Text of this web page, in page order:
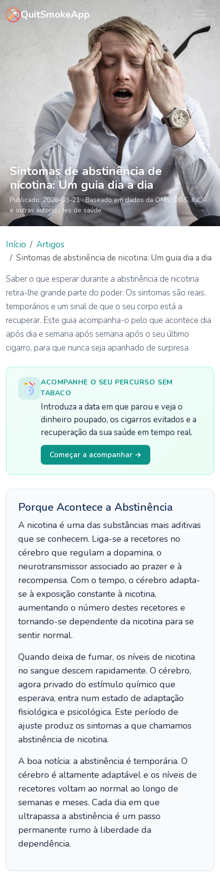
Saltar para o conteúdo principal
QuitSmokeApp
Sintomas de abstinência de
nicotina: Um guia dia a dia
Publicado:2026-03-21· Baseado em dados da OMS, DGS, INCA
e outras autoridades de saúde
Início
Artigos
Sintomas de abstinência de nicotina: Um guia dia a dia
Saber o que esperar durante a abstinência de nicotina
retira-lhe grande parte do poder. Os sintomas são reais,
temporários e um sinal de que o seu corpo está a
recuperar. Este guia acompanha-o pelo que acontece dia
após dia e semana após semana após o seu último
cigarro, para que nunca seja apanhado de surpresa.
ACOMPANHE O SEU PERCURSO SEM
TABACO
Introduza a data em que parou e veja o
dinheiro poupado, os cigarros evitados e a
recuperação da sua saúde em tempo real.
Começar a acompanhar →
Porque Acontece a Abstinência
A nicotina é uma das substâncias mais aditivas
que se conhecem. Liga-se a recetores no
cérebro que regulam a dopamina, o
neurotransmissor associado ao prazer e à
recompensa. Com o tempo, o cérebro adapta-
se à exposição constante à nicotina,
aumentando o número destes recetores e
tornando-se dependente da nicotina para se
sentir normal.
Quando deixa de fumar, os níveis de nicotina
no sangue descem rapidamente. O cérebro,
agora privado do estímulo químico que
esperava, entra num estado de adaptação
fisiológica e psicológica. Este período de
ajuste produz os sintomas a que chamamos
abstinência de nicotina.
A boa notícia: a abstinência é temporária. O
cérebro é altamente adaptável e os níveis de
recetores voltam ao normal ao longo de
semanas e meses. Cada dia em que
ultrapassa a abstinência é um passo
permanente rumo à liberdade da
dependência.